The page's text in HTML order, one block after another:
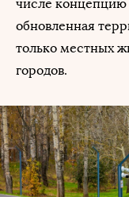
числе концепцию
обновленная
только местных
городов.